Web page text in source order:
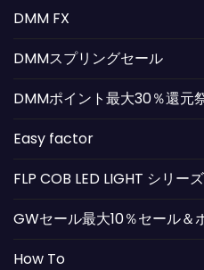
DMM FX
DMMスプリングセール
DMMポイント最大30％還元
Easy factor
FLP COB LED LIGHT シリーズ
GWセール最大10％セール＆
How To